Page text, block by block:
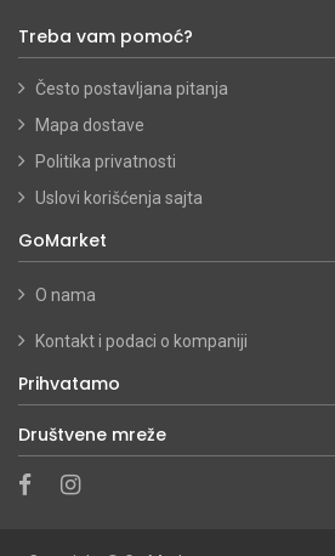
Treba vam pomoć?
Često postavljana pitanja
Mapa dostave
Politika privatnosti
Uslovi korišćenja sajta
GoMarket
O nama
Kontakt i podaci o kompaniji
Prihvatamo
Društvene mreže